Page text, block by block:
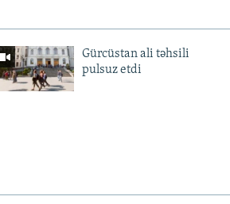
Gürcüstan ali təhsili
pulsuz etdi